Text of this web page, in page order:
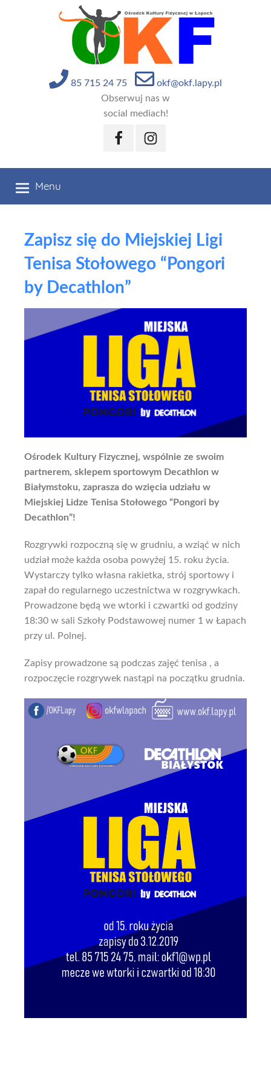
85 715 24 75
okf@okf.lapy.pl
Obserwuj nas w
social mediach!
FacebookInstagram
Menu
Zapisz się do Miejskiej Ligi
Tenisa Stołowego “Pongori
by Decathlon”
Ośrodek Kultury Fizycznej, wspólnie ze swoim
partnerem, sklepem sportowym Decathlon w
Białymstoku, zaprasza do wzięcia udziału w
Miejskiej Lidze Tenisa Stołowego “Pongori by
Decathlon”!
Rozgrywki rozpoczną się w grudniu, a wziąć w nich
udział może każda osoba powyżej 15. roku życia.
Wystarczy tylko własna rakietka, strój sportowy i
zapał do regularnego uczestnictwa w rozgrywkach.
Prowadzone będą we wtorki i czwartki od godziny
18:30 w sali Szkoły Podstawowej numer 1 w Łapach
przy ul. Polnej.
Zapisy prowadzone są podczas zajęć tenisa , a
rozpoczęcie rozgrywek nastąpi na początku grudnia.